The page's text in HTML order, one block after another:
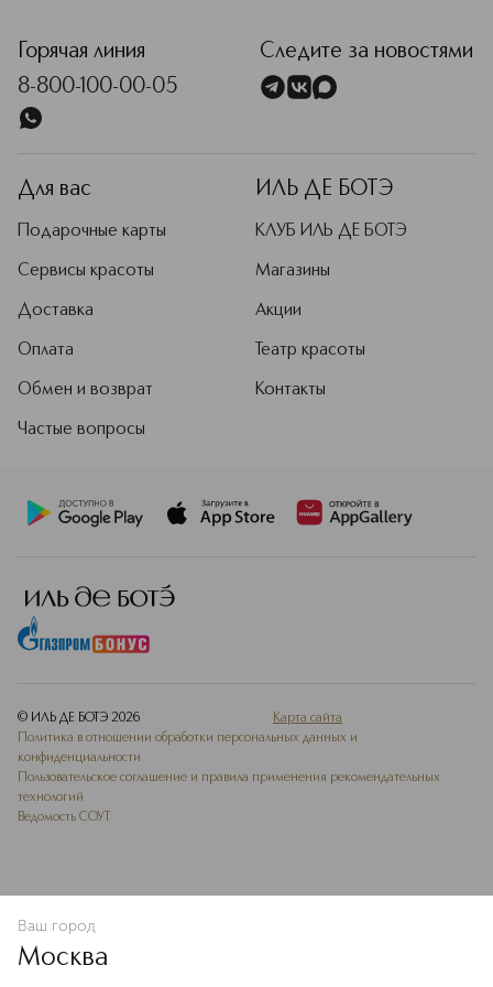
В КОРЗИНУ
Горячая линия
8-800-100-00-05
Следите за новостями
Для вас
Подарочные карты
Сервисы красоты
Доставка
Оплата
Обмен и возврат
Частые вопросы
ИЛЬ ДЕ БОТЭ
КЛУБ ИЛЬ ДЕ БОТЭ
Магазины
Акции
Театр красоты
Контакты
© ИЛЬ ДЕ БОТЭ 2026
Карта сайта
Политика в отношении обработки персональных данных и
конфиденциальности
Пользовательское соглашение и правила применения рекомендательных
технологий
Ведомость СОУТ
Ваш город
Москва